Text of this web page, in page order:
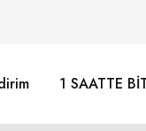
1 SAATTE